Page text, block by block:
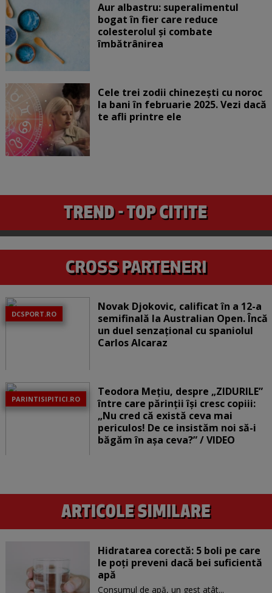
Aur albastru: superalimentul
bogat în fier care reduce
colesterolul și combate
îmbătrânirea
Cele trei zodii chinezești cu noroc
la bani în februarie 2025. Vezi dacă
te afli printre ele
DCSPORT.RO
Novak Djokovic, calificat în a 12-a
semifinală la Australian Open. Încă
un duel senzațional cu spaniolul
Carlos Alcaraz
PARINTISIPITICI.RO
Teodora Mețiu, despre „ZIDURILE”
între care părinții își cresc copiii:
„Nu cred că există ceva mai
periculos! De ce insistăm noi să-i
băgăm în așa ceva?” / VIDEO
Hidratarea corectă: 5 boli pe care
le poți preveni dacă bei suficientă
apă
Consumul de apă, un gest atât...